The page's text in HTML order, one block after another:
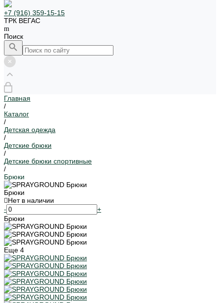
+7 (916) 359-15-15
ТРК ВЕГАС
Поиск
Главная
/
Каталог
/
Детская одежда
/
Детские брюки
/
Детские брюки спортивные
/
Брюки
Брюки
Нет в наличии
-
+
Брюки
Еще 4